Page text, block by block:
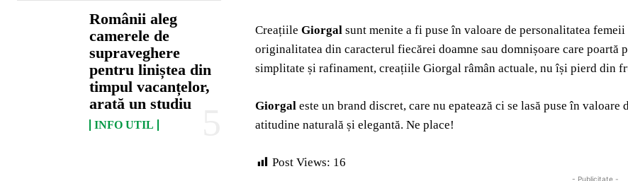
Românii aleg
camerele de
supraveghere
pentru liniștea din
timpul vacanțelor,
arată un studiu
INFO UTIL
Creațiile Giorgal sunt menite a fi puse în valoare de personalitatea
originalitatea din caracterul fiecărei doamne sau domnișoare care
simplitate și rafinament, creațiile Giorgal râmân actuale, nu își pierd din
Giorgal este un brand discret, care nu epatează ci se lasă puse în
atitudine naturală și elegantă. Ne place!
Post Views: 16
- Publicitate -